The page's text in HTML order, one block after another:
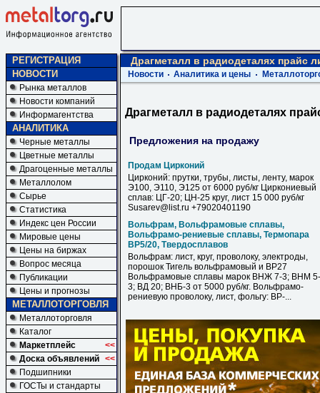
РЕГИСТРАЦИЯ
НОВОСТИ
Рынка металлов
Новости компаний
Информагентства
АНАЛИТИКА
Черные металлы
Цветные металлы
Драгоценные металлы
Металлолом
Сырье
Статистика
Индекс цен России
Мировые цены
Цены на биржах
Вопрос месяца
Публикации
Цены и прогнозы
МЕТАЛЛОТОРГОВЛЯ
Металлоторговля
Каталог
Маркетплейс
<<
Доска объявлений <<
Подшипники
ГОСТы и стандарты
Драгметалл в радиодеталях прайс
Новости Аналитика и цены
Драгметалл в радиодеталях
Предложения на продажу
Продам Цирконий
Цирконий: прутки, трубы, листы, ленту, марок
Э100, Э110, Э125 от 6000 руб/кг Циркониевый
сплав: ЦГ-20; ЦН-25 круг, лист 15 000 руб/кг
Susarev@list.ru +79020401190
Вольфрам, Вольфрамовые сплавы,
Вольфрамо-рениевые сплавы, Термопара
ВР5/20, Твердосплавов
Вольфрам: лист, круг, проволоку, электроды,
порошок Тигель вольфрамовый и ВР27
Вольфрамовые сплавы марок ВНЖ 7-3; ВНМ 5-
3; ВД 20; ВНБ-3 от 5000 руб/кг. Вольфрамо-
рениевую проволоку, лист, фольгу: ВР-...